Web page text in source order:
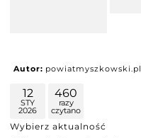
Autor: powiatmyszkowski.pl
12
STY
2026
460
razy
czytano
Wybierz aktualność